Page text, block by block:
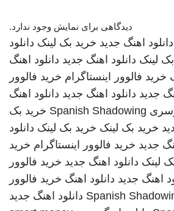
دیدگاهی برای نمایش وجود ندارد.
دانلود اهنگ جدید خرید بک لینک دانلود
لینک دانلود اهنگ جدید دانلود اهنگ
خرید فالوور اینستاگرام خرید فالوور
جدید دانلود اهنگ جدید دانلود اهنگ
Spanish Shadowing خرید بک
خرید بک لینک خرید بک لینک دانلود
جدید خرید فالوور اینستاگرام خرید
لینک دانلود اهنگ جدید خرید فالوور
اهنگ جدید دانلود اهنگ خرید فالوور
Spanish دانلود اهنگ جدید